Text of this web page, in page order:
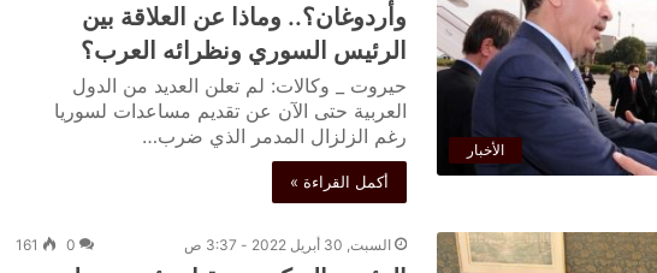
الأخبار
وأردوغان؟.. وماذا عن العلاقة بين
الرئيس السوري ونظرائه العرب؟
حيروت _ وكالات: لم تعلن العديد من الدول
العربية حتى الآن عن تقديم مساعدات لسوريا
رغم الزلزال المدمر الذي ضرب…
أكمل القراءة »
السبت, 30 أبريل 2022 - 3:37 ص 0
161